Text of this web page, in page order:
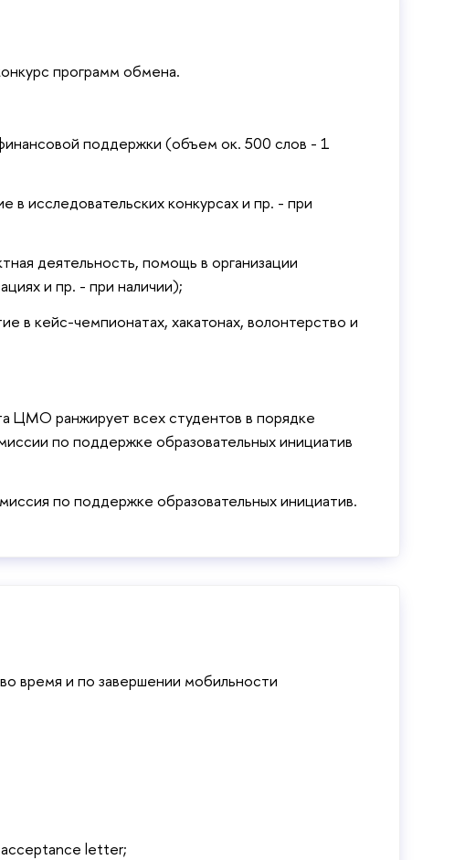
программ обмена.
поддержки (объем ок. 500 слов - 1
исследовательских конкурсах и пр. - при
деятельность, помощь в организации
и пр. - при наличии);
в кейс-чемпионатах, хакатонах, волонтерство и
ЦМО ранжирует всех студентов в порядке
по поддержке образовательных инициатив
по поддержке образовательных инициатив.
время и по завершении мобильности
acceptance letter;